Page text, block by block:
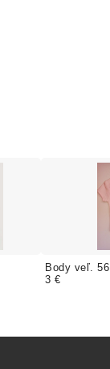
Body veľ. 56
3 €